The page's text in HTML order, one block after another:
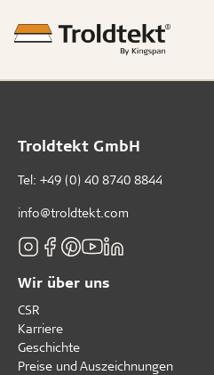
Troldtekt GmbH
Tel: +49 (0) 40 8740 8844
info@troldtekt.com
Wir über uns
CSR
Karriere
Geschichte
Preise und Auszeichnungen